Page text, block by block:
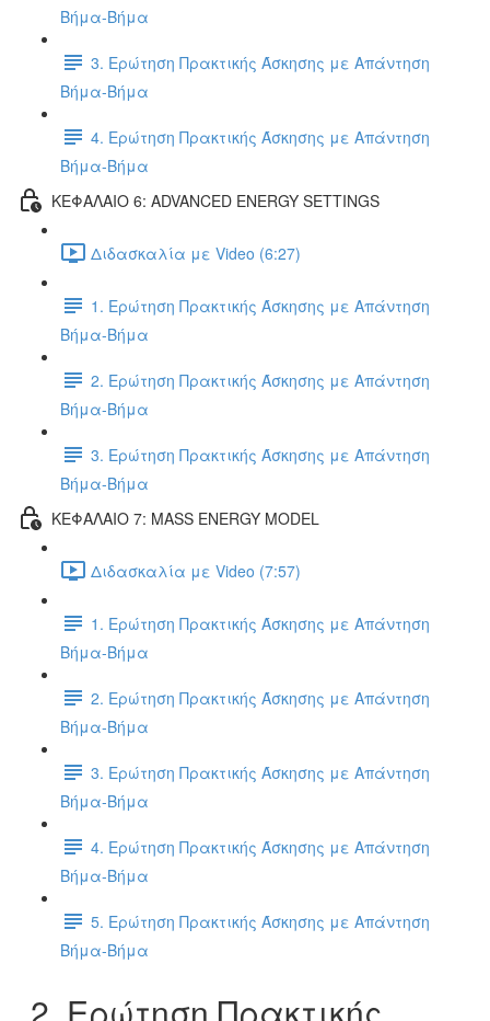
Βήμα-Βήμα
3. Ερώτηση Πρακτικής Άσκησης με Απάντηση
Βήμα-Βήμα
4. Ερώτηση Πρακτικής Άσκησης με Απάντηση
Βήμα-Βήμα
ΚΕΦΑΛΑΙΟ 6: ADVANCED ENERGY SETTINGS
Διδασκαλία με Video (6:27)
1. Ερώτηση Πρακτικής Άσκησης με Απάντηση
Βήμα-Βήμα
2. Ερώτηση Πρακτικής Άσκησης με Απάντηση
Βήμα-Βήμα
3. Ερώτηση Πρακτικής Άσκησης με Απάντηση
Βήμα-Βήμα
ΚΕΦΑΛΑΙΟ 7: MASS ENERGY MODEL
Διδασκαλία με Video (7:57)
1. Ερώτηση Πρακτικής Άσκησης με Απάντηση
Βήμα-Βήμα
2. Ερώτηση Πρακτικής Άσκησης με Απάντηση
Βήμα-Βήμα
3. Ερώτηση Πρακτικής Άσκησης με Απάντηση
Βήμα-Βήμα
4. Ερώτηση Πρακτικής Άσκησης με Απάντηση
Βήμα-Βήμα
5. Ερώτηση Πρακτικής Άσκησης με Απάντηση
Βήμα-Βήμα